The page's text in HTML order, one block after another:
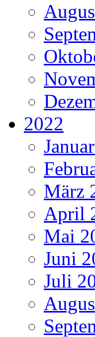
2022
März
April
Mai
Juni
Juli